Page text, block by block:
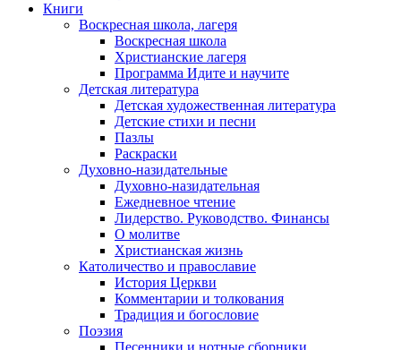
Книги
Воскресная школа, лагеря
Воскресная школа
Христианские лагеря
Программа Идите и научите
Детская литература
Детская художественная литература
Детские стихи и песни
Пазлы
Раскраски
Духовно-назидательные
Духовно-назидательная
Ежедневное чтение
Лидерство. Руководство. Финансы
О молитве
Христианская жизнь
Католичество и православие
История Церкви
Комментарии и толкования
Традиция и богословие
Поэзия